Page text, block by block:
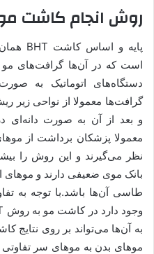
روش انجام کاشت مو
است که در آن‌ها گرافت‌های مو
دستگاه‌های اتوماتیک به
گرافت‌ها معمولا از نواحی زیر
و بعد از آن به صورت دانه‌ای
معمولا پزشکان برداشت از
نظر می‌گیرند و این روش را
بانک موی ضعیفی دارند و موهای
طاسی آن‌ها باشد.با توجه به
به آن‌ها می‌تواند بر روی نتایج